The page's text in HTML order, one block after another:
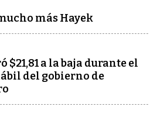
más Hayek
$21,81 a la baja durante el
del gobierno de